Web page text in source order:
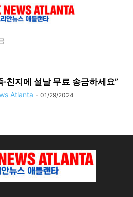
·친지에 설날 무료 송금하세요”
Atlanta - 01/29/2024